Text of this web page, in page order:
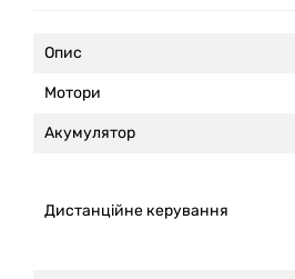
Опис
Мотори
Акумулятор
Дистанційне керування